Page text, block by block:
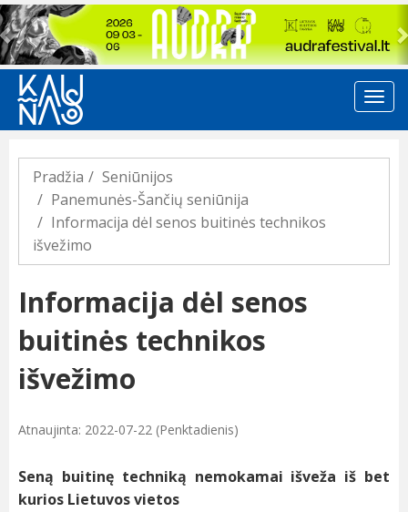
Previous
Pradžia
Seniūnijos
Panemunės-Šančių seniūnija
Informacija dėl senos buitinės technikos
išvežimo
Informacija dėl senos
buitinės technikos
išvežimo
Atnaujinta: 2022-07-22 (Penktadienis)
Seną buitinę techniką nemokamai išveža iš bet
kurios Lietuvos vietos